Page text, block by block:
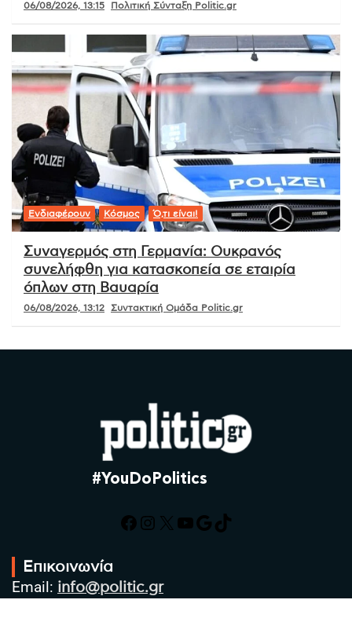
06/08/2026, 13:15 Πολιτική Σύνταξη Politic.gr
Ενδιαφέρουν Κόσμος Ό,τι είναι!
Συναγερμός στη Γερμανία: Ουκρανός
συνελήφθη για κατασκοπεία σε εταιρία
όπλων στη Βαυαρία
06/08/2026, 13:12 Συντακτική Ομάδα Politic.gr
#YouDoPolitics
Facebook
Instagram
X YouTube
Google
TikTok
Επικοινωνία
Email: info@politic.gr